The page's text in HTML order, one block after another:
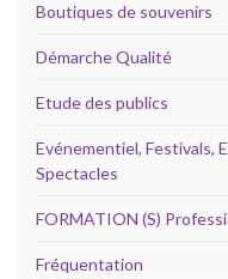
Boutiques de souvenirs
Démarche Qualité
Etude des publics
Evénementiel, Festivals,
Spectacles
FORMATION (S)
Fréquentation